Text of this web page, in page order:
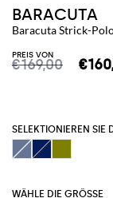
BARACUTA
Baracuta Strick-
PREIS VON
€169,00
SELEKTIONIEREN SIE
WÄHLE DIE GRÖSSE